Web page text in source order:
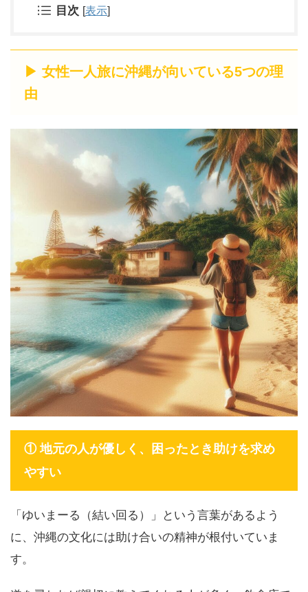
目次 [表示]
▶ 女性一人旅に沖縄が向いている5つの理
由
① 地元の人が優しく、困ったとき助けを求め
やすい
「ゆいまーる（結い回る）」という言葉があるよう
に、沖縄の文化には助け合いの精神が根付いていま
す。